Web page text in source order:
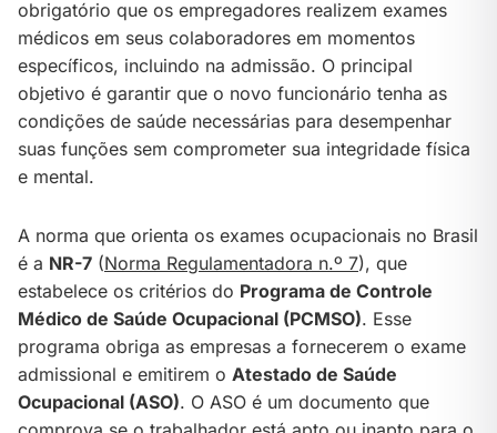
obrigatório que os empregadores realizem exames
médicos em seus colaboradores em momentos
específicos, incluindo na admissão. O principal
objetivo é garantir que o novo funcionário tenha as
condições de saúde necessárias para desempenhar
suas funções sem comprometer sua integridade física
e mental.
A norma que orienta os exames ocupacionais no Brasil
é a NR-7 (Norma Regulamentadora n.º 7), que
estabelece os critérios do Programa de Controle
Médico de Saúde Ocupacional (PCMSO). Esse
programa obriga as empresas a fornecerem o exame
admissional e emitirem o Atestado de Saúde
Ocupacional (ASO). O ASO é um documento que